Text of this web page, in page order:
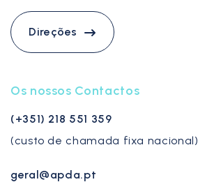
Direções
Os nossos Contactos
(+351) 218 551 359
(custo de chamada fixa nacional)
geral@apda.pt